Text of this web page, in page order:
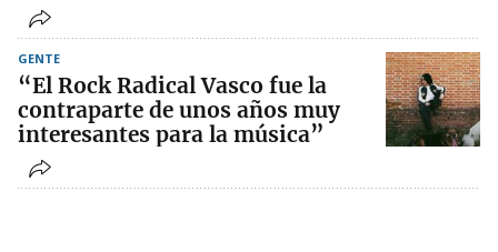
GENTE
“El Rock Radical Vasco fue la
contraparte de unos años muy
interesantes para la música”